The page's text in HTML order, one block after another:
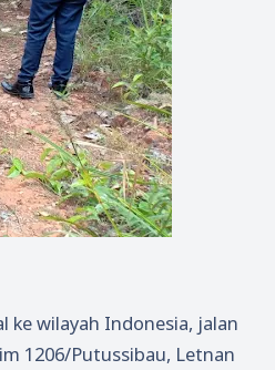
ke wilayah Indonesia, jalan
1206/Putussibau, Letnan